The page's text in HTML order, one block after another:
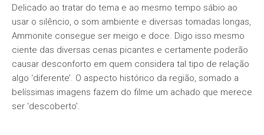
Delicado ao tratar do tema e ao mesmo tempo sábio ao
usar o silêncio, o som ambiente e diversas tomadas longas,
Ammonite consegue ser meigo e doce. Digo isso mesmo
ciente das diversas cenas picantes e certamente poderão
causar desconforto em quem considera tal tipo de relação
algo ‘diferente’. O aspecto histórico da região, somado a
belíssimas imagens fazem do filme um achado que merece
ser ‘descoberto’.